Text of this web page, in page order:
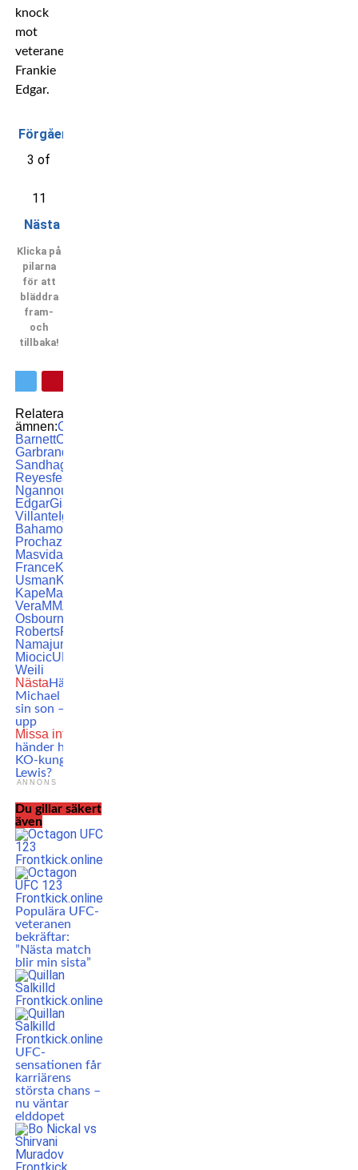
knock
mot
veteranen
Frankie
Edgar.
Förgående
3 of
11
Nästa
Klicka på
pilarna
för att
bläddra
fram-
och
tillbaka!
Relaterade
ämnen:Chris
BarnettCody
Garbrandt
Sandhagen
Reyesfeatured
Ngannou
EdgarGian
VillanteIgnacio
Bahamondes
Prochazka
Masvidal
FranceKamaru
UsmanKnockout
KapeMarlon
VeraMMA
Osbourne
RobertsRose
Namajunas
MiocicUFC
Weili
Nästa Här fajtas
Michael Bisping med
sin son – tvingas ge
upp
Missa inte
händer härnäst för
KO-kungen Derrick
Lewis?
ANNONS
Du gillar säkert
även
Populära UFC-
veteranen
bekräftar:
”Nästa match
blir min sista”
UFC-
sensationen får
karriärens
största chans –
nu väntar
elddopet